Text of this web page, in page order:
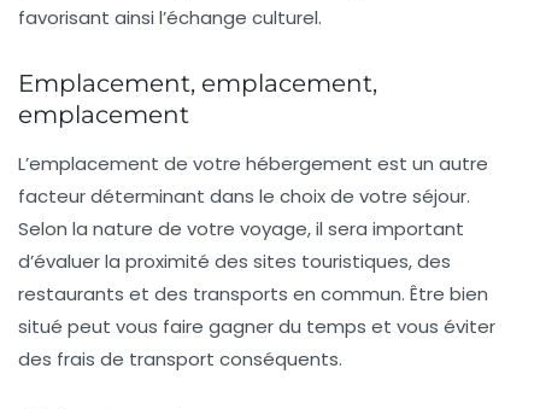
favorisant ainsi l’échange culturel.
Emplacement, emplacement,
emplacement
L’emplacement de votre hébergement est un autre
facteur déterminant dans le choix de votre séjour.
Selon la nature de votre voyage, il sera important
d’évaluer la proximité des sites touristiques, des
restaurants et des transports en commun. Être bien
situé peut vous faire gagner du temps et vous éviter
des frais de transport conséquents.